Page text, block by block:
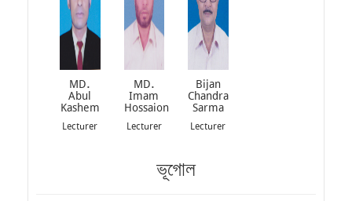
MD.
Abul
Kashem
Lecturer
MD.
Imam
Hossaion
Lecturer
Bijan
Chandra
Sarma
Lecturer
ভূগোল